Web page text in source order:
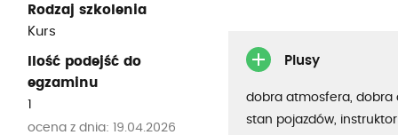
Rodzaj szkolenia
Kurs
Ilość podejść do
egzaminu
1
ocena z dnia: 19.04.2026
Plusy
dobra atmosfera, dobra
stan pojazdów, instruktor